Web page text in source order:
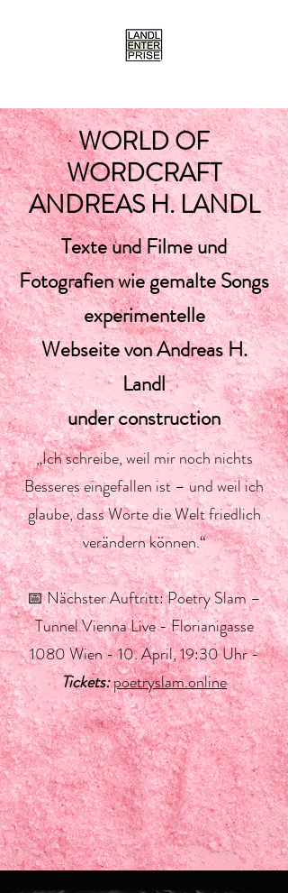
WORLD OF
WORDCRAFT
ANDREAS H. LANDL
Texte und Filme und
Fotografien wie gemalte Songs
experimentelle
Webseite von Andreas H.
Landl
under construction
„Ich schreibe, weil mir noch nichts
Besseres eingefallen ist – und weil ich
glaube, dass Worte die Welt friedlich
verändern können.“
📅Nächster Auftritt:Poetry Slam –
Tunnel Vienna Live - Florianigasse
1080 Wien - 10. April, 19:30 Uhr -
Tickets:poetryslam.online